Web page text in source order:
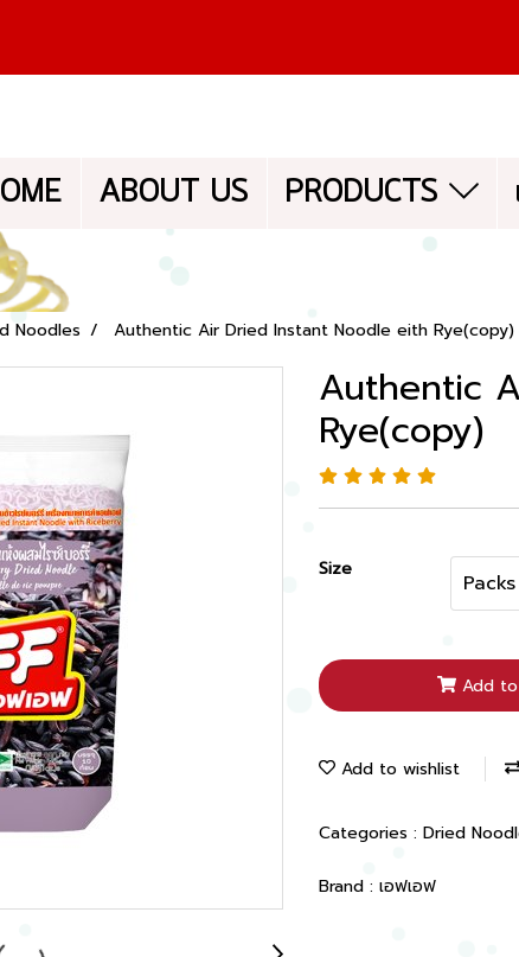
ABOUT US PRODUCTS
Noodles Authentic Air Dried Instant Noodle eith Rye(copy)
Authentic
Rye(copy)
Size
Packs
Add
Add to wishlist
Categories : Dried
Brand : เอฟเอฟ